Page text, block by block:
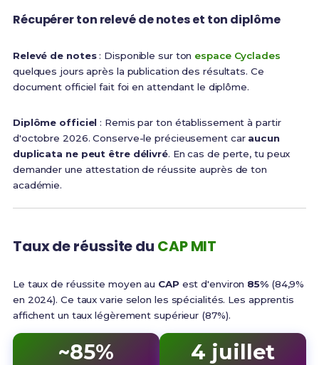
Récupérer ton relevé de notes et ton diplôme
Relevé de notes: Disponible sur ton espace Cyclades
quelques jours après la publication des résultats. Ce
document officiel fait foi en attendant le diplôme.
Diplôme officiel : Remis par ton établissement à partir
d'octobre 2026. Conserve-le précieusement car aucun
duplicata ne peut être délivré. En cas de perte, tu peux
demander une attestation de réussite auprès de ton
académie.
Taux de réussite du CAP MIT
Le taux de réussite moyen au CAP est d'environ 85%(84,9%
en 2024). Ce taux varie selon les spécialités. Les apprentis
affichent un taux légèrement supérieur (87%).
~85% 4 juillet